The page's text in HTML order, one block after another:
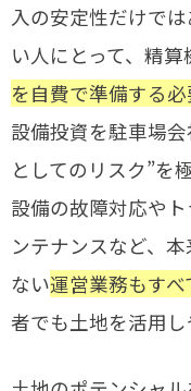
入の安定性だけで
い人にとって、精
を自費で準備する
設備投資を駐車場
としてのリスク”を
設備の故障対応や
ンテナンスなど、
ない運営業務もすべ
者でも土地を活用し